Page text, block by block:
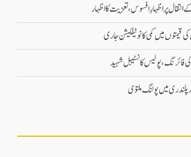
انتقال پر اظہارِ افسوس، تعزیت کا اظہار
قیمتوں میں کمی کا نوٹیفکیشن جاری
پولیس کانسٹیبل شہید
پلندری میں پولنگ ملتوی